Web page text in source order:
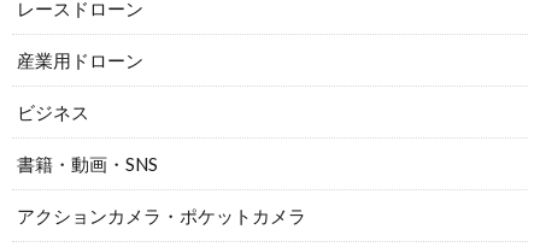
レースドローン
産業用ドローン
ビジネス
書籍・動画・SNS
アクションカメラ・ポケットカメラ